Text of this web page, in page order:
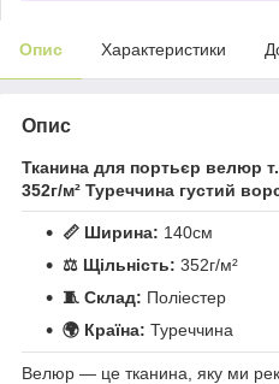
Опис Характеристики
Опис
Тканина для портьєр велюр
352г/м² Туреччина густий
📏 Ширина: 140см
⚖️ Щільність: 352г/м²
🧵 Склад: Поліестер
🌍 Країна: Туреччина
Велюр — це тканина, яку ми